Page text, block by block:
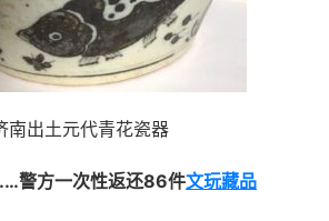
南出土元代青花瓷器
警方一次性返还86件文玩藏品